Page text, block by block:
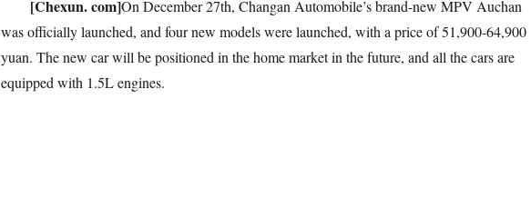
[Chexun. com]On December 27th, Changan Automobile’s brand-new MPV Auchan
was officially launched, and four new models were launched, with a price of 51,900-64,900
yuan. The new car will be positioned in the home market in the future, and all the cars are
equipped with 1.5L engines.